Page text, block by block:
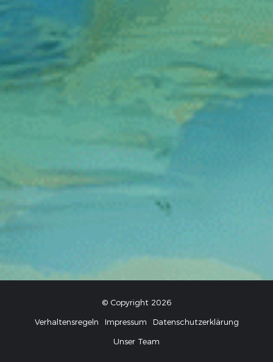
© Copyright 2026
Verhaltensregeln
Impressum
Datenschutzerklärung
Unser Team